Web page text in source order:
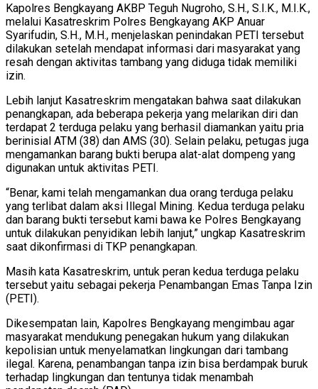
Kapolres Bengkayang AKBP Teguh Nugroho, S.H., S.I.K., M.I.K.,
melalui Kasatreskrim Polres Bengkayang AKP Anuar
Syarifudin, S.H., M.H., menjelaskan penindakan PETI tersebut
dilakukan setelah mendapat informasi dari masyarakat yang
resah dengan aktivitas tambang yang diduga tidak memiliki
izin.
Lebih lanjut Kasatreskrim mengatakan bahwa saat dilakukan
penangkapan, ada beberapa pekerja yang melarikan diri dan
terdapat 2 terduga pelaku yang berhasil diamankan yaitu pria
berinisial ATM (38) dan AMS (30). Selain pelaku, petugas juga
mengamankan barang bukti berupa alat-alat dompeng yang
digunakan untuk aktivitas PETI.
“Benar, kami telah mengamankan dua orang terduga pelaku
yang terlibat dalam aksi Illegal Mining. Kedua terduga pelaku
dan barang bukti tersebut kami bawa ke Polres Bengkayang
untuk dilakukan penyidikan lebih lanjut,” ungkap Kasatreskrim
saat dikonfirmasi di TKP penangkapan.
Masih kata Kasatreskrim, untuk peran kedua terduga pelaku
tersebut yaitu sebagai pekerja Penambangan Emas Tanpa Izin
(PETI).
Dikesempatan lain, Kapolres Bengkayang mengimbau agar
masyarakat mendukung penegakan hukum yang dilakukan
kepolisian untuk menyelamatkan lingkungan dari tambang
ilegal. Karena, penambangan tanpa izin bisa berdampak buruk
terhadap lingkungan dan tentunya tidak menambah